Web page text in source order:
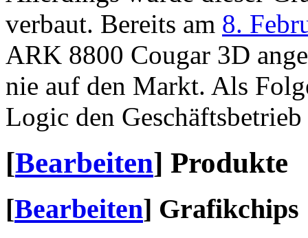
verbaut. Bereits am 8.
ARK 8800 Cougar 3D
nie auf den Markt. Als
Logic den
[Bearbeiten] Produkte
[Bearbeiten] Grafikchips